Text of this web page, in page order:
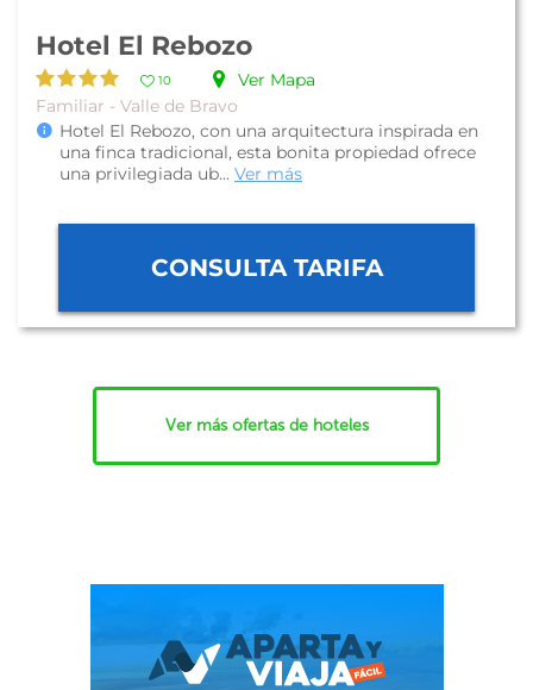
Hotel El Rebozo
10
Ver Mapa
Familiar - Valle de Bravo
Hotel El Rebozo, con una arquitectura inspirada en
una finca tradicional, esta bonita propiedad ofrece
una privilegiada ub... Ver más
CONSULTA TARIFA
Ver más ofertas de hoteles